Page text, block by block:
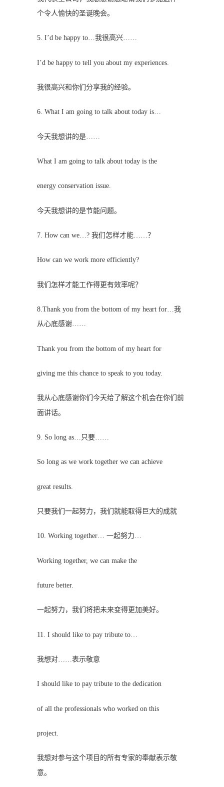
个令人愉快的圣诞晚会。
5. I’d be happy to…我很高兴……
I’d be happy to tell you about my experiences.
我很高兴和你们分享我的经验。
6. What I am going to talk about today is…
今天我想讲的是……
What I am going to talk about today is the
energy conservation issue.
今天我想讲的是节能问题。
7. How can we…? 我们怎样才能……？
How can we work more efficiently?
我们怎样才能工作得更有效率呢？
8.Thank you from the bottom of my heart for…我
从心底感谢……
Thank you from the bottom of my heart for
giving me this chance to speak to you today.
我从心底感谢你们今天给了解这个机会在你们前
面讲话。
9. So long as…只要……
So long as we work together we can achieve
great results.
只要我们一起努力，我们就能取得巨大的成就
10. Working together… 一起努力…
Working together, we can make the
future better.
一起努力，我们将把未来变得更加美好。
11. I should like to pay tribute to…
我想对……表示敬意
I should like to pay tribute to the dedication
of all the professionals who worked on this
project.
我想对参与这个项目的所有专家的奉献表示敬
意。